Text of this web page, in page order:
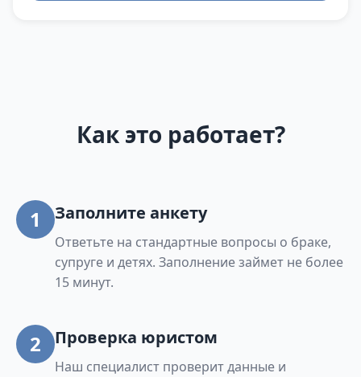
Как это работает?
1 Заполните анкету
Ответьте на стандартные вопросы о браке,
супруге и детях. Заполнение займет не более
15 минут.
2 Проверка юристом
Наш специалист проверит данные и